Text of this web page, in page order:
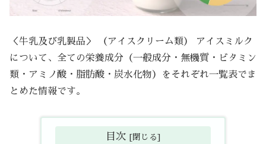
＜牛乳及び乳製品＞ （アイスクリーム類） アイスミルク
について、全ての栄養成分（一般成分・無機質・ビタミン
類・アミノ酸・脂肪酸・炭水化物）をそれぞれ一覧表でま
とめた情報です。
目次